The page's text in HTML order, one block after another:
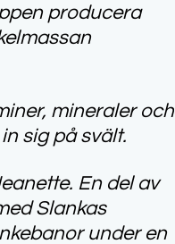
producera
mineraler och
sig på svält.
En del av
Slankas
under en